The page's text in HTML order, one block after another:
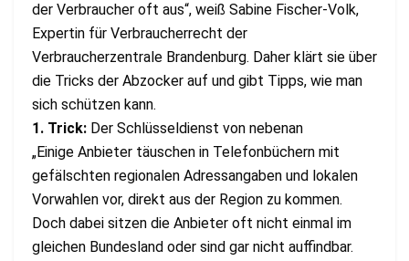
der Verbraucher oft aus“, weiß Sabine Fischer-Volk,
Expertin für Verbraucherrecht der
Verbraucherzentrale Brandenburg. Daher klärt sie über
die Tricks der Abzocker auf und gibt Tipps, wie man
sich schützen kann.
1. Trick: Der Schlüsseldienst von nebenan
„Einige Anbieter täuschen in Telefonbüchern mit
gefälschten regionalen Adressangaben und lokalen
Vorwahlen vor, direkt aus der Region zu kommen.
Doch dabei sitzen die Anbieter oft nicht einmal im
gleichen Bundesland oder sind gar nicht auffindbar.